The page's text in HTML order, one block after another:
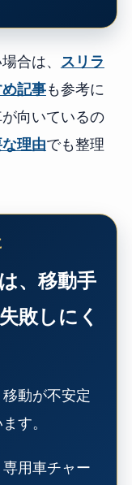
合は、 スリラ
記事も参考に
向いているの
理由でも整理
、移動手
敗しにく
動が不安定
す。
用車チャー